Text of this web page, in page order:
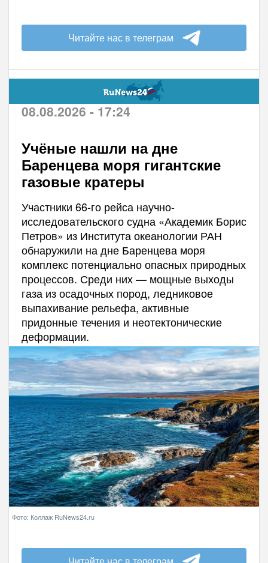
Читайте нас в телеграм
08.08.2026 - 17:24
Учёные нашли на дне
Баренцева моря гигантские
газовые кратеры
Участники 66-го рейса научно-
исследовательского судна «Академик Борис
Петров» из Института океанологии РАН
обнаружили на дне Баренцева моря
комплекс потенциально опасных природных
процессов. Среди них — мощные выходы
газа из осадочных пород, ледниковое
выпахивание рельефа, активные
придонные течения и неотектонические
деформации.
Фото: Коллаж RuNews24.ru